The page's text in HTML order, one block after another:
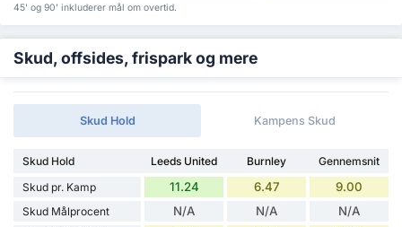
45' og 90' inkluderer mål om overtid.
Skud, offsides, frispark og mere
Skud Hold Kampens Skud
Skud Hold Leeds United Burnley
Gennemsnit
Skud pr. Kamp
11.24 6.47 9.00
Skud Målprocent N/A N/A N/A